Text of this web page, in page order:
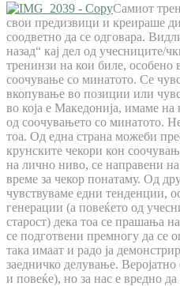
Самиот
свои предизвици и креираше
соодветно да се одговара.
назад“ кај дел од учесниците/
тренинзи на кои биле, особено
соочување со минатото. Се
вкопување во позиции или
во која е Македонија, имаме
од соочувањето со минатото.
тоа. Од една страна можеби
крунските чекори кон
на лично ниво, се направени
време за чекор понатаму. Од
чувствуваме едни тенденции,
генерации (а повеќето од
старост) дека тоа се прашања
се подготвени премногу да се
така имаат и радо ја
заедничко делување.
и повеќе), но за нас е вредно да